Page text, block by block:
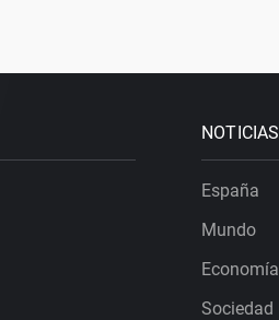
NOTICIAS
España
Mundo
Economía
Sociedad